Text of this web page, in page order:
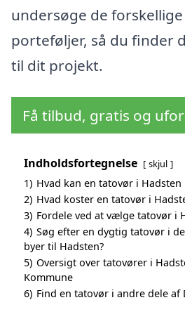
undersøge de
porteføljer, så du finder
til dit projekt.
Få tilbud, gratis og
Indholdsfortegnelse skjul
1) Hvad kan en tatovør i
2) Hvad koster en tatovør i
3) Fordele ved at vælge tatovør i
4) Søg efter en dygtig tatovør i
byer til Hadsten?
5) Oversigt over tatovører i
Kommune
6) Find en tatovør i andre dele af